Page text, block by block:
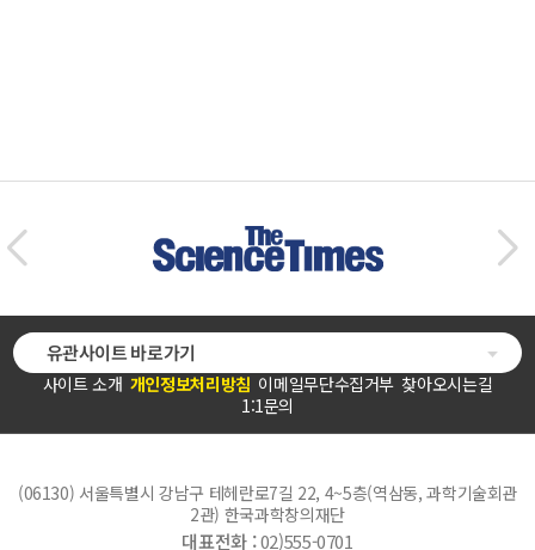
사이트 소개 개인정보처리방침 이메일무단수집거부 찾아오시는길
1:1문의
유관사이트 바로가기
(06130) 서울특별시 강남구 테헤란로7길 22, 4~5층(역삼동, 과학기술회관
2관) 한국과학창의재단
대표전화 :02)555-0701